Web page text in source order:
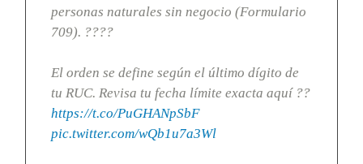
personas naturales sin negocio (Formulario
709). ????
El orden se define según el último dígito de
tu RUC. Revisa tu fecha límite exacta aquí ??
https://t.co/PuGHANpSbF
pic.twitter.com/wQb1u7a3Wl